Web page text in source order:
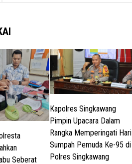
Seberat
Kapolres Singkawang
Pimpin Upacara Dalam
Rangka Memperingati Hari
Sumpah Pemuda Ke-95 di
Polres Singkawang